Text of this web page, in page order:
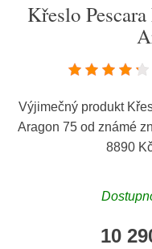
Křeslo
Výjimečný produkt
Aragon 75 od známé
8890
10